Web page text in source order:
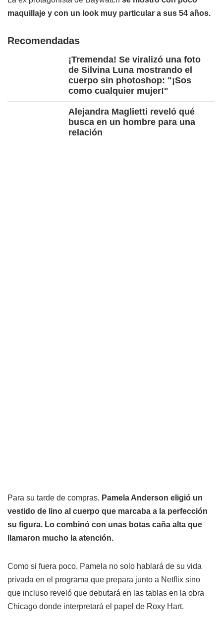
maquillaje y con un look muy particular a sus 54 años.
Recomendadas
¡Tremenda! Se viralizó una foto
de Silvina Luna mostrando el
cuerpo sin photoshop: "¡Sos
como cualquier mujer!"
Alejandra Maglietti reveló qué
busca en un hombre para una
relación
Para su tarde de compras, Pamela Anderson eligió un
vestido de lino al cuerpo que marcaba a la perfección
su figura. Lo combinó con unas botas caña alta que
llamaron mucho la atención.
Como si fuera poco, Pamela no solo hablará de su vida
privada en el programa que prepara junto a Netflix sino
que incluso reveló que debutará en las tablas en la obra
Chicago donde interpretará el papel de Roxy Hart.